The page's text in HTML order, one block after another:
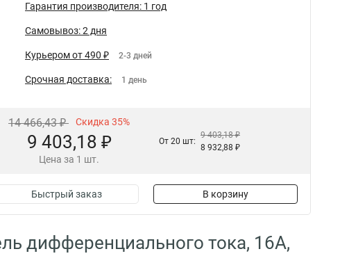
Гарантия производителя: 1 год
Самовывоз: 2 дня
Курьером от 490 ₽ 2-3 дней
Срочная доставка: 1 день
14 466,43 ₽ Скидка 35%
9 403,18 ₽
Цена за 1 шт.
От 20 шт:
9 403,18 ₽
8 932,88 ₽
Быстрый заказ В корзину
дифференциального тока, 16A,